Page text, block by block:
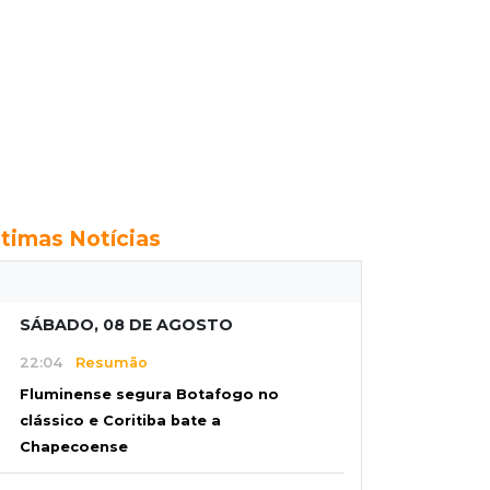
Notícias
SÁBADO, 08 DE AGOSTO
22:04 Resumão
Fluminense segura Botafogo no
clássico e Coritiba bate a
Chapecoense